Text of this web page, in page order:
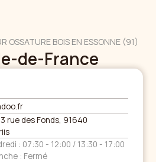
OSSATURE BOIS EN ESSONNE (91)
de-France
rue des Fonds, 91640
: 07:30 - 12:00 / 13:30 - 17:00
: Fermé